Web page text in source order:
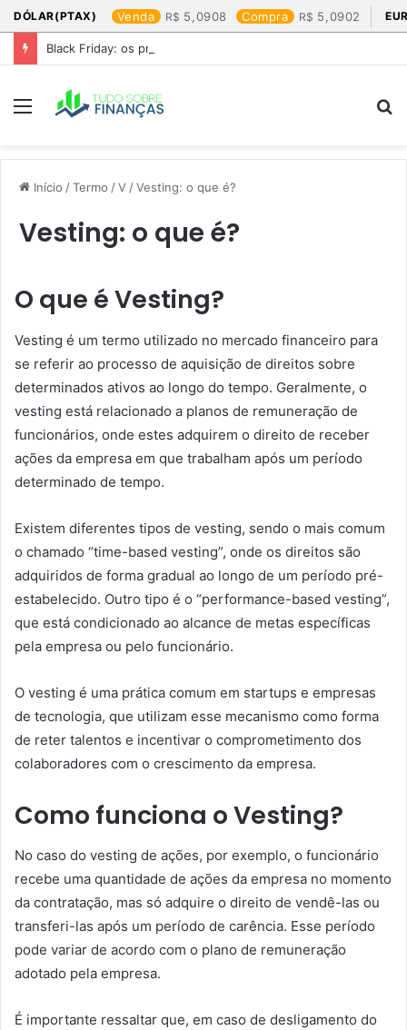
DÓLAR(PTAX) Venda 5,0908 Compra 5,0902
Black Friday: os produtos que mais valem a pena
Menu
Início /Termo /V /Vesting: o que é?
Vesting: o que é?
O que é Vesting?
Vesting é um termo utilizado no mercado financeiro para
se referir ao processo de aquisição de direitos sobre
determinados ativos ao longo do tempo. Geralmente, o
vesting está relacionado a planos de remuneração de
funcionários, onde estes adquirem o direito de receber
ações da empresa em que trabalham após um período
determinado de tempo.
Existem diferentes tipos de vesting, sendo o mais comum
o chamado “time-based vesting”, onde os direitos são
adquiridos de forma gradual ao longo de um período pré-
estabelecido. Outro tipo é o “performance-based vesting”,
que está condicionado ao alcance de metas específicas
pela empresa ou pelo funcionário.
O vesting é uma prática comum em startups e empresas
de tecnologia, que utilizam esse mecanismo como forma
de reter talentos e incentivar o comprometimento dos
colaboradores com o crescimento da empresa.
Como funciona o Vesting?
No caso do vesting de ações, por exemplo, o funcionário
recebe uma quantidade de ações da empresa no momento
da contratação, mas só adquire o direito de vendê-las ou
transferi-las após um período de carência. Esse período
pode variar de acordo com o plano de remuneração
adotado pela empresa.
É importante ressaltar que, em caso de desligamento do